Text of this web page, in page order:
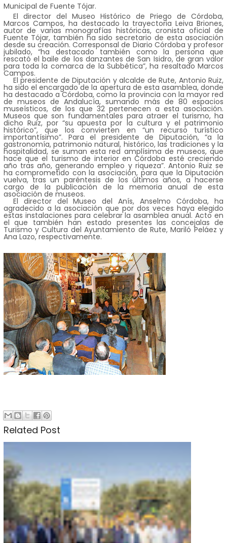
Municipal de Fuente Tójar.
El director del Museo Histórico de Priego de Córdoba,
Marcos Campos, ha destacado la trayectoria Leiva Briones,
autor de varias monografías históricas, cronista oficial de
Fuente Tójar, también ha sido secretario de esta asociación
desde su creación. Corresponsal de Diario Córdoba y profesor
jubilado, “ha destacado también como la persona que
rescató el baile de los danzantes de San Isidro, de gran valor
para toda la comarca de la Subbética”, ha resaltado Marcos
Campos.
El presidente de Diputación y alcalde de Rute, Antonio Ruiz,
ha sido el encargado de la apertura de esta asamblea, donde
ha destacado a Córdoba, como la provincia con la mayor red
de museos de Andalucía, sumando más de 80 espacios
museísticos, de los que 32 pertenecen a esta asociación.
Museos que son fundamentales para atraer el turismo, ha
dicho Ruiz, por “su apuesta por la cultura y el patrimonio
histórico”, que los convierten en “un recurso turístico
importantísimo”. Para el presidente de Diputación, “a la
gastronomía, patrimonio natural, histórico, las tradiciones y la
hospitalidad, se suman esta red amplísima de museos, que
hace que el turismo de interior en Córdoba esté creciendo
año tras año, generando empleo y riqueza”. Antonio Ruiz se
ha comprometido con la asociación, para que la Diputación
vuelva, tras un paréntesis de los últimos años, a hacerse
cargo de la publicación de la memoria anual de esta
asociación de museos.
El director del Museo del Anís, Anselmo Córdoba, ha
agradecido a la asociación que por dos veces haya elegido
estas instalaciones para celebrar la asamblea anual. Acto en
el que también han estado presentes las concejalas de
Turismo y Cultura del Ayuntamiento de Rute, Mariló Peláez y
Ana Lazo, respectivamente.
Related Post